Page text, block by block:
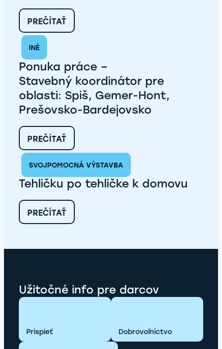
PREČÍTAŤ:
PONUKA
STAVEBNÝ UČITEĽ
PRE
OBLASTI:
KECEROVCE,
ČIČAVA,
VEĽKÁ
LOMNICA,
RUDŇANY,
VEĽKÝ
ŠARIŠ
INÉ
Ponuka práce –
Stavebný koordinátor pre
oblasti: Spiš, Gemer-Hont,
Prešovsko-Bardejovsko
PREČÍTAŤ:
PONUKA
–
STAVEBNÝ KOORDINÁTOR
PRE
SPIŠ,
GEMER-
HONT,
SVOJPOMOCNÁ VÝSTAVBA
Tehličku po tehličke k domovu
PREČÍTAŤ:
TEHLIČKU
K
Užitočné info pre darcov
Prispieť Dobrovoľníctvo